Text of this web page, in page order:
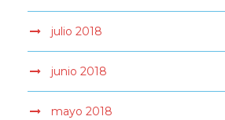
julio 2018
junio 2018
mayo 2018